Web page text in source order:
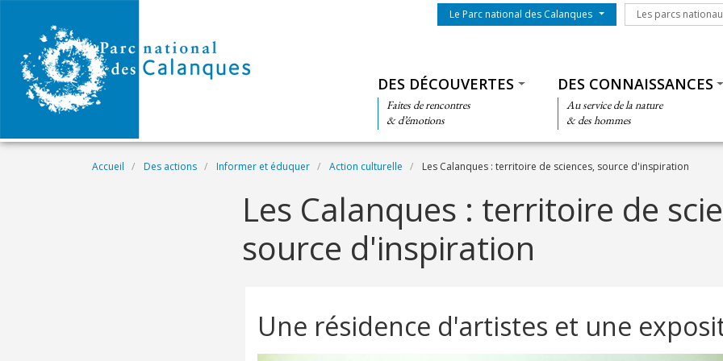
Menu du parc
Le Parc national des Calanques Les parcs
Les parcs
DES DÉCOUVERTES
Faites de rencontres
& d’émotions
DES CONNAISSANCES
Au service de la nature
& des hommes
Fil d'Ariane
Accueil Des actions Informer et éduquer Action culturelle Les Calanques : territoire de sciences, source d'inspiration
Les Calanques : territoire de
source d'inspiration
Une résidence d'artistes et une